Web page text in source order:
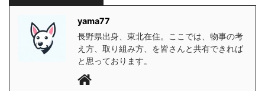
yama77
長野県出身、東北在住。ここでは、物事の考
え方、取り組み方、を皆さんと共有できれば
と思っております。